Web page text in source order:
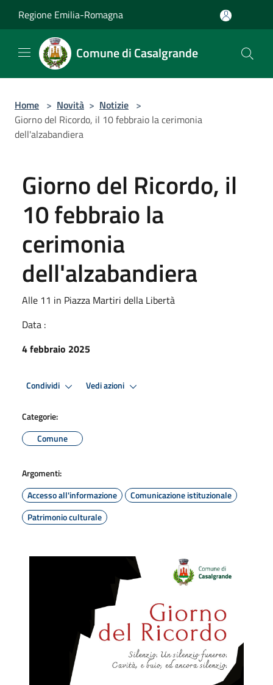
Regione Emilia-Romagna
Comune di Casalgrande
Home > Novità > Notizie >
Giorno del Ricordo, il 10 febbraio la cerimonia
dell'alzabandiera
Giorno del Ricordo, il
10 febbraio la
cerimonia
dell'alzabandiera
Alle 11 in Piazza Martiri della Libertà
Data :
4 febbraio 2025
Condividi Vedi azioni
Categorie:
Comune
Argomenti:
Accesso all'informazione
Comunicazione istituzionale
Patrimonio culturale